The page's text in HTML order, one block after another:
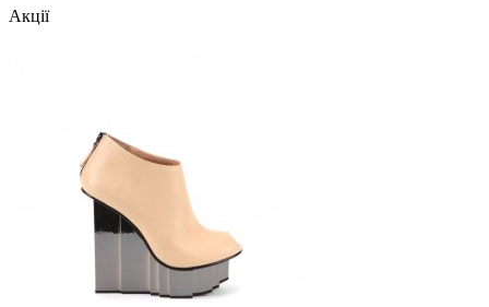
Акції